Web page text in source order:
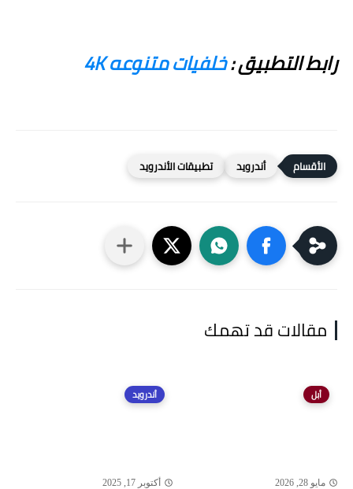
رابط التطبيق :خلفيات متنوعه 4K
أندرويد تطبيقات الأندرويد
مقالات قد تهمك
أبل
مايو 28, 2026
أندرويد
أكتوبر 17, 2025